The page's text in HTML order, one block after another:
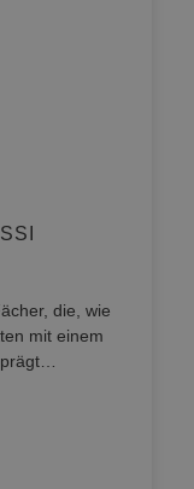
die, wie
mit einem